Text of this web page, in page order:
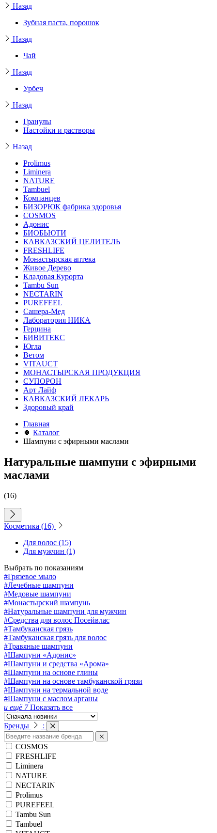
Назад
Зубная паста, порошок
Назад
Чай
Назад
Урбеч
Назад
Гранулы
Настойки и растворы
Назад
Prolimus
Liminera
NATURE
Tambuel
Компанцев
БИЗОРЮК фабрика здоровья
COSMOS
Адонис
БИОБЬЮТИ
КАВКАЗСКИЙ ЦЕЛИТЕЛЬ
FRESHLIFE
Монастырская аптека
Живое Дерево
Кладовая Курорта
Tambu Sun
NECTARIN
PUREFEEL
Сашера-Мед
Лаборатория НИКА
Герцина
БИВИТЕКС
Югла
Ветом
VITAUCT
МОНАСТЫРСКАЯ ПРОДУКЦИЯ
СУПОРОН
Арт Лайф
КАВКАЗСКИЙ ЛЕКАРЬ
Здоровый край
Главная
🍀 Каталог
Шампуни с эфирными маслами
Натуральные шампуни с эфирными
маслами
(16)
Косметика (16)
Для волос (15)
Для мужчин (1)
Выбрать по показаниям
#Грязевое мыло
#Лечебные шампуни
#Медовые шампуни
#Монастырский шампунь
#Натуральные шампуни для мужчин
#Средства для волос Посейвлас
#Тамбуканская грязь
#Тамбуканская грязь для волос
#Травяные шампуни
#Шампуни «Адонис»
#Шампуни и средства «Арома»
#Шампуни на основе глины
#Шампуни на основе тамбуканской грязи
#Шампуни на термальной воде
#Шампуни с маслом арганы
и ещё 7 Показать все
Бренды :
COSMOS
FRESHLIFE
Liminera
NATURE
NECTARIN
Prolimus
PUREFEEL
Tambu Sun
Tambuel